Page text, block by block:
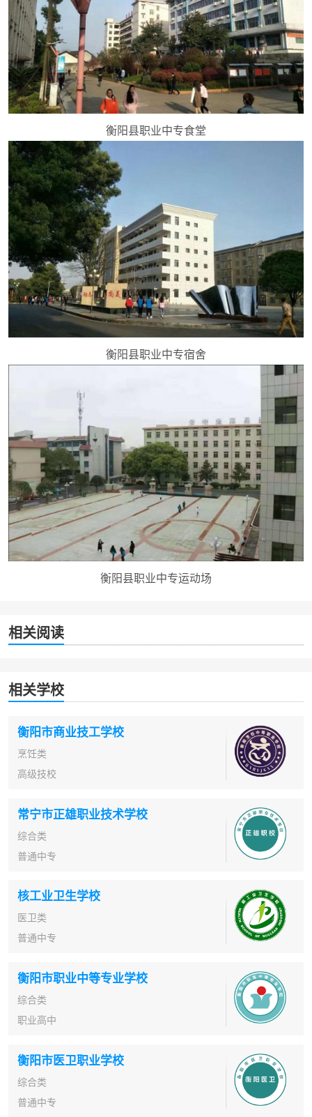
衡阳县职业中专食堂
衡阳县职业中专宿舍
衡阳县职业中专运动场
相关阅读
相关学校
衡阳市商业技工学校
烹饪类
高级技校
常宁市正雄职业技术学校
综合类
普通中专
核工业卫生学校
医卫类
普通中专
衡阳市职业中等专业学校
综合类
职业高中
衡阳市医卫职业学校
综合类
普通中专